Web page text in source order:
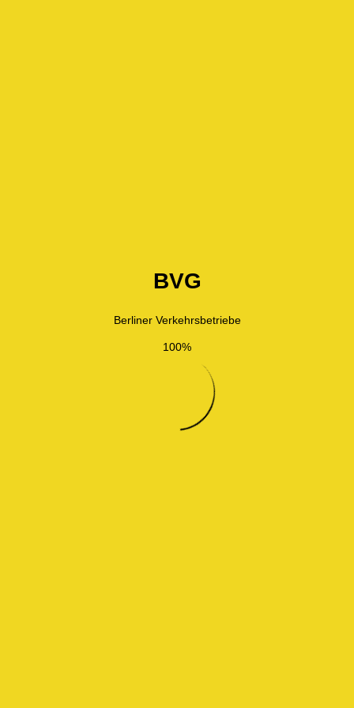
BVG
Berliner Verkehrsbetriebe
100%